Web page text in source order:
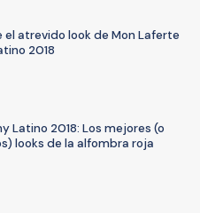
el atrevido look de Mon Laferte
2018
Latino 2018: Los mejores (o
looks de la alfombra roja